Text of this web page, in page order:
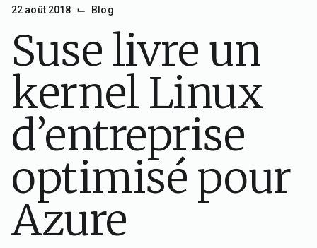
22 août 2018 ⌙ Blog
Suse livre un
kernel Linux
d’entreprise
optimisé pour
Azure